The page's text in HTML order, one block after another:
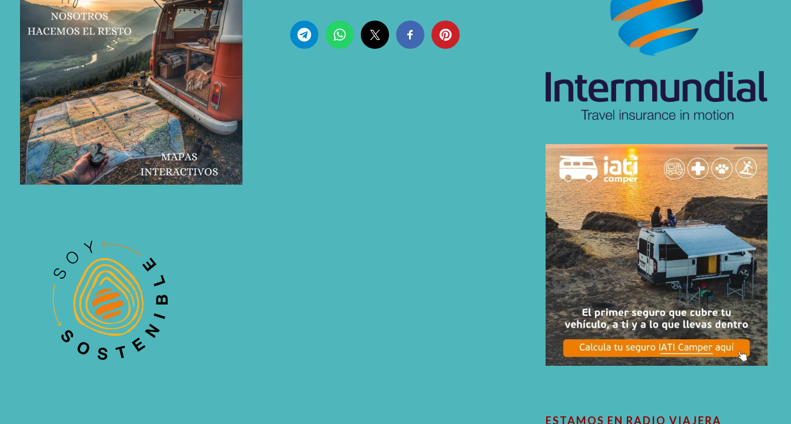
ESTAMOS EN RADIO VIAJERA